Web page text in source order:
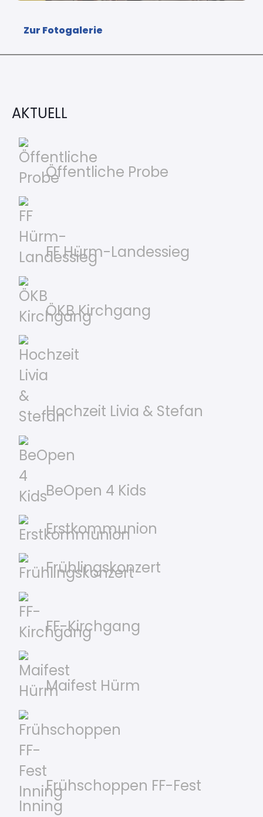
Zur Fotogalerie
AKTUELL
Öffentliche Probe
FF Hürm-Landessieg
ÖKB Kirchgang
Hochzeit Livia & Stefan
BeOpen 4 Kids
Erstkommunion
Frühlingskonzert
FF-Kirchgang
Maifest Hürm
Frühschoppen FF-Fest
Inning